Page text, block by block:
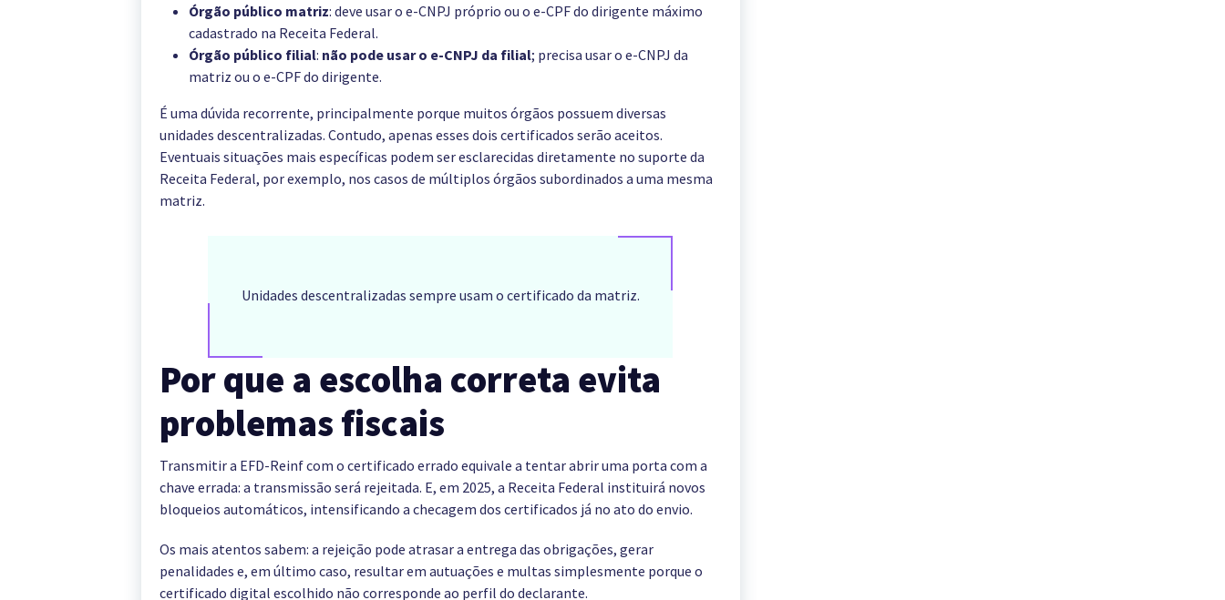
Órgão público matriz: deve usar o e-CNPJ próprio ou o e-CPF do dirigente máximo
cadastrado na Receita Federal.
Órgão público filial: não pode usar o e-CNPJ da filial; precisa usar o e-CNPJ da
matriz ou o e-CPF do dirigente.
É uma dúvida recorrente, principalmente porque muitos órgãos possuem diversas
unidades descentralizadas. Contudo, apenas esses dois certificados serão aceitos.
Eventuais situações mais específicas podem ser esclarecidas diretamente no suporte da
Receita Federal, por exemplo, nos casos de múltiplos órgãos subordinados a uma mesma
matriz.
Unidades descentralizadas sempre usam o certificado da matriz.
Por que a escolha correta evita
problemas fiscais
Transmitir a EFD-Reinf com o certificado errado equivale a tentar abrir uma porta com a
chave errada: a transmissão será rejeitada. E, em 2025, a Receita Federal instituirá novos
bloqueios automáticos, intensificando a checagem dos certificados já no ato do envio.
Os mais atentos sabem: a rejeição pode atrasar a entrega das obrigações, gerar
penalidades e, em último caso, resultar em autuações e multas simplesmente porque o
certificado digital escolhido não corresponde ao perfil do declarante.